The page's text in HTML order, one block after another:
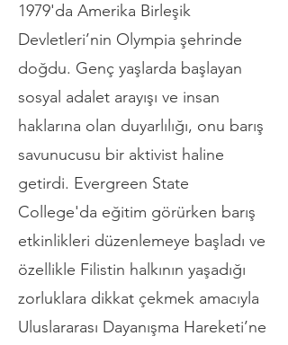
1979'da Amerika Birleşik
Devletleri’nin Olympia şehrinde
doğdu. Genç yaşlarda başlayan
sosyal adalet arayışı ve insan
haklarına olan duyarlılığı, onu barış
savunucusu bir aktivist haline
getirdi. Evergreen State
College'da eğitim görürken barış
etkinlikleri düzenlemeye başladı ve
özellikle Filistin halkının yaşadığı
zorluklara dikkat çekmek amacıyla
Uluslararası Dayanışma Hareketi’ne